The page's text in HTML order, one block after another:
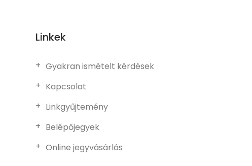
Linkek
Gyakran ismételt kérdések
Kapcsolat
Linkgyűjtemény
Belépőjegyek
Online jegyvásárlás